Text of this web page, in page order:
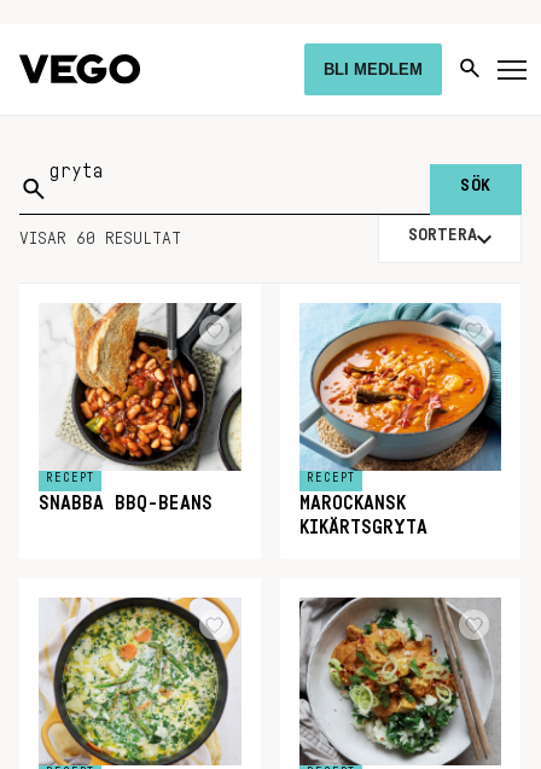
BLI MEDLEM
Sök
på:
VISAR 60 RESULTAT SORTERA
RECEPT
SNABBA BBQ-BEANS
RECEPT
MAROCKANSK
KIKÄRTSGRYTA